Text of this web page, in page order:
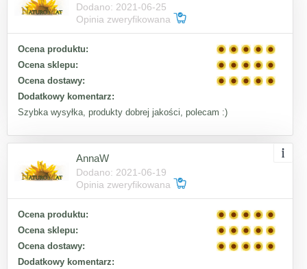
Dodano: 2021-06-25
Opinia zweryfikowana
Ocena produktu:
Ocena sklepu:
Ocena dostawy:
Dodatkowy komentarz:
Szybka wysyłka, produkty dobrej jakości, polecam :)
AnnaW
Dodano: 2021-06-19
Opinia zweryfikowana
Ocena produktu:
Ocena sklepu:
Ocena dostawy:
Dodatkowy komentarz: